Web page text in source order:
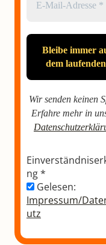
Wir senden keinen
Erfahre mehr in
ng*
Gelesen:
Impressum/
utz